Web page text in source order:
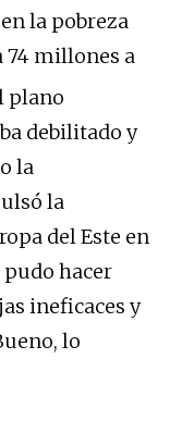
la pobreza
74 millones a
plano
debilitado y
la
la
del Este en
pudo hacer
ineficaces y
lo